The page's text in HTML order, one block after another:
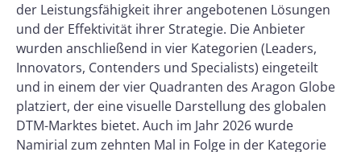
der Leistungsfähigkeit ihrer angebotenen Lösungen
und der Effektivität ihrer Strategie. Die Anbieter
wurden anschließend in vier Kategorien (Leaders,
Innovators, Contenders und Specialists) eingeteilt
und in einem der vier Quadranten des Aragon Globe
platziert, der eine visuelle Darstellung des globalen
DTM-Marktes bietet. Auch im Jahr 2026 wurde
Namirial zum zehnten Mal in Folge in der Kategorie